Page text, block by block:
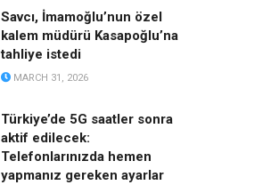
Savcı, İmamoğlu’nun özel
kalem müdürü Kasapoğlu’na
tahliye istedi
MARCH 31, 2026
Türkiye’de 5G saatler sonra
aktif edilecek:
Telefonlarınızda hemen
yapmanız gereken ayarlar